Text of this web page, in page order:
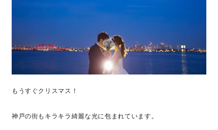
もうすぐクリスマス！
神戸の街もキラキラ綺麗な光に包まれています。